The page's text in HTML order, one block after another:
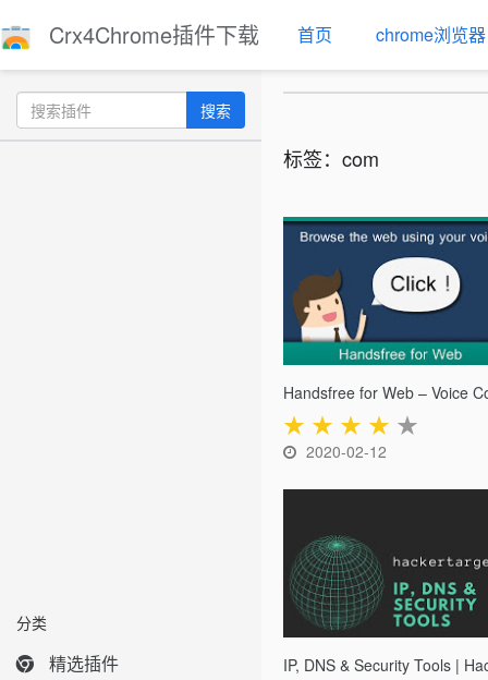
Crx4Chrome插件下载 首页 chrome浏览器
搜索
分类
精选插件
标签：com
★ ★ ★ ★ ★
2020-02-12